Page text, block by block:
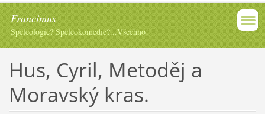
Francimus
Speleologie? Speleokomedie?...Všechno!
Hus, Cyril, Metoděj a
Moravský kras.